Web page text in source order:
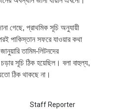
গেছে, প্রাথমিক সূচি অনুযায়ী
পাকিস্তান সফরে যাওয়ার কথা
তামিম-লিটনদের
চড়ার সূচি ঠিক হয়েছিল। বলা বাহুল্য,
ঠিক থাকছে না।
Staff Reporter